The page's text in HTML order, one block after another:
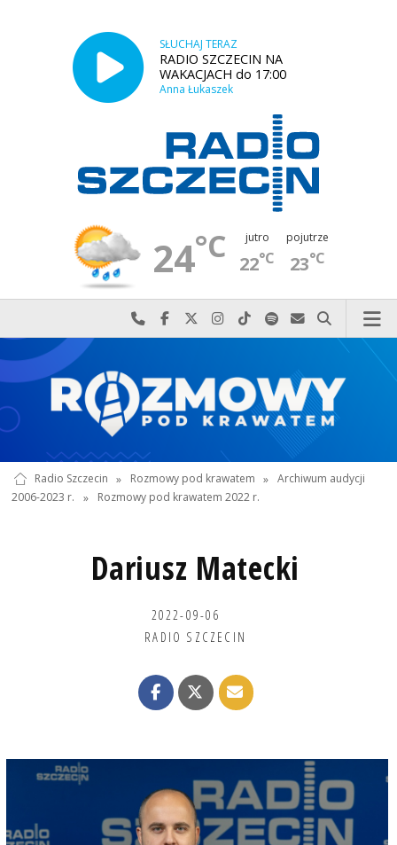
SŁUCHAJ TERAZ
RADIO SZCZECIN NA
WAKACJACH do 17:00
Anna Łukaszek
24°C jutro
22°C
pojutrze
23°C
Najlepiej po prostu do nas zadzwoń
Odwiedź nas na Facebook-u
Odwiedź nas na X
Odwiedź nas na Instagram-ie
Odwiedź nas na TikTok-u
Szukaj nas na Spotify
Wyślij do nas
Szukaj
Radio Szczecin » Rozmowy pod krawatem » Archiwum audycji
2006-2023 r.
» Rozmowy pod krawatem 2022 r.
Dariusz Matecki
2022-09-06
RADIO SZCZECIN